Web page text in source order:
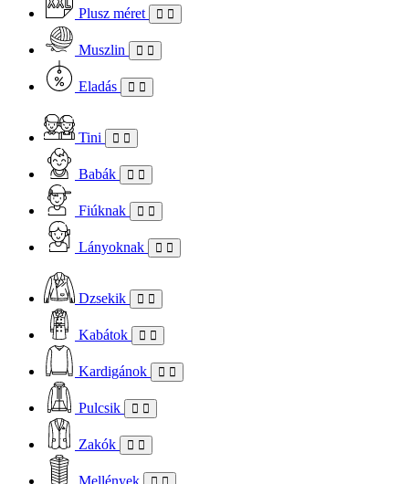
Plusz méret
Muszlin
Eladás
Tini
Babák
Fiúknak
Lányoknak
Dzsekik
Kabátok
Kardigánok
Pulcsik
Zakók
Mellények